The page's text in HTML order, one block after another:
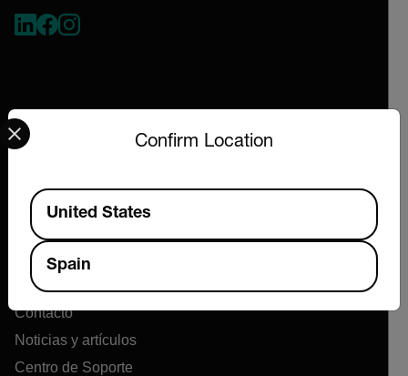
Empresa
Acerca de Extech
Flir
Tecnologías Teledyne
Contacto
Noticias y artículos
Centro de Soporte
Confirm Location
Select your preferred country and language from the
Available Locations
United States
Spain